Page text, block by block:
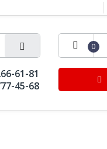
0
61-81
45-68